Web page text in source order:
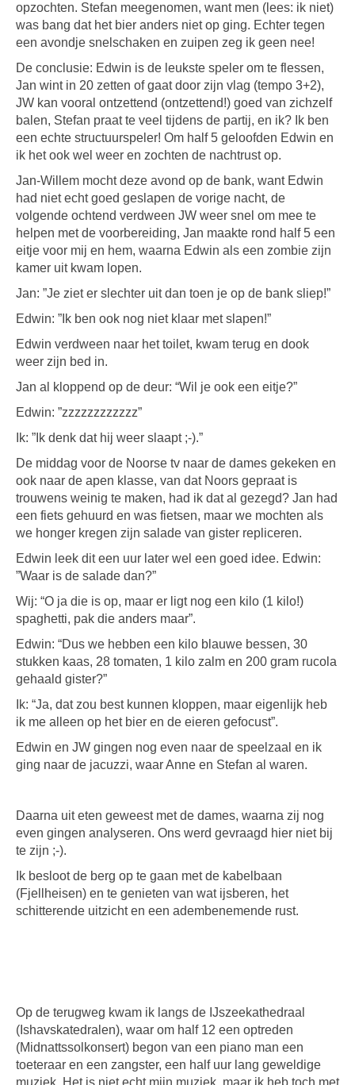
opzochten. Stefan meegenomen, want men (lees: ik niet)
was bang dat het bier anders niet op ging. Echter tegen
een avondje snelschaken en zuipen zeg ik geen nee!
De conclusie: Edwin is de leukste speler om te flessen,
Jan wint in 20 zetten of gaat door zijn vlag (tempo 3+2),
JW kan vooral ontzettend (ontzettend!) goed van zichzelf
balen, Stefan praat te veel tijdens de partij, en ik? Ik ben
een echte structuurspeler! Om half 5 geloofden Edwin en
ik het ook wel weer en zochten de nachtrust op.
Jan-Willem mocht deze avond op de bank, want Edwin
had niet echt goed geslapen de vorige nacht, de
volgende ochtend verdween JW weer snel om mee te
helpen met de voorbereiding, Jan maakte rond half 5 een
eitje voor mij en hem, waarna Edwin als een zombie zijn
kamer uit kwam lopen.
Jan: ”Je ziet er slechter uit dan toen je op de bank sliep!”
Edwin: ”Ik ben ook nog niet klaar met slapen!”
Edwin verdween naar het toilet, kwam terug en dook
weer zijn bed in.
Jan al kloppend op de deur: “Wil je ook een eitje?”
Edwin: ”zzzzzzzzzzzz”
Ik: ”Ik denk dat hij weer slaapt ;-).”
De middag voor de Noorse tv naar de dames gekeken en
ook naar de apen klasse, van dat Noors gepraat is
trouwens weinig te maken, had ik dat al gezegd? Jan had
een fiets gehuurd en was fietsen, maar we mochten als
we honger kregen zijn salade van gister repliceren.
Edwin leek dit een uur later wel een goed idee. Edwin:
”Waar is de salade dan?”
Wij: “O ja die is op, maar er ligt nog een kilo (1 kilo!)
spaghetti, pak die anders maar”.
Edwin: “Dus we hebben een kilo blauwe bessen, 30
stukken kaas, 28 tomaten, 1 kilo zalm en 200 gram rucola
gehaald gister?”
Ik: “Ja, dat zou best kunnen kloppen, maar eigenlijk heb
ik me alleen op het bier en de eieren gefocust”.
Edwin en JW gingen nog even naar de speelzaal en ik
ging naar de jacuzzi, waar Anne en Stefan al waren.
Daarna uit eten geweest met de dames, waarna zij nog
even gingen analyseren. Ons werd gevraagd hier niet bij
te zijn ;-).
Ik besloot de berg op te gaan met de kabelbaan
(Fjellheisen) en te genieten van wat ijsberen, het
schitterende uitzicht en een adembenemende rust.
Op de terugweg kwam ik langs de IJszeekathedraal
(Ishavskatedralen), waar om half 12 een optreden
(Midnattssolkonsert) begon van een piano man een
toeteraar en een zangster, een half uur lang geweldige
muziek. Het is niet echt mijn muziek, maar ik heb toch met